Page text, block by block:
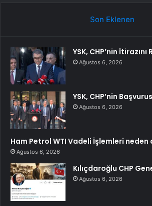
Son Eklenen
YSK, CHP’nin
Ağustos 6, 2026
YSK, CHP’nin
Ağustos 6, 2026
Ham Petrol WTI Vadeli İşlemleri neden
Ağustos 6, 2026
Kılıçdaroğlu CHP
Ağustos 6, 2026